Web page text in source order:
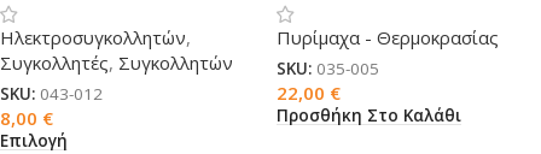
Ηλεκτροσυγκολλητών,
Συγκολλητές, Συγκολλητών
SKU: 043-012
8,00 €
Επιλογή
Πυρίμαχα - Θερμοκρασίας
SKU: 035-005
22,00 €
Προσθήκη Στο Καλάθι